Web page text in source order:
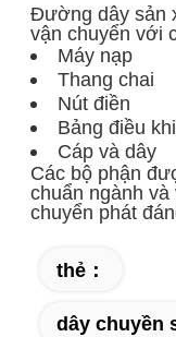
Đường dây sản
vận chuyển với
Máy nạp
Thang chai
Nút điền
Bảng điều
Cáp và dây
Các bộ phận
chuẩn ngành
chuyển phát
thẻ：
dây chuyền